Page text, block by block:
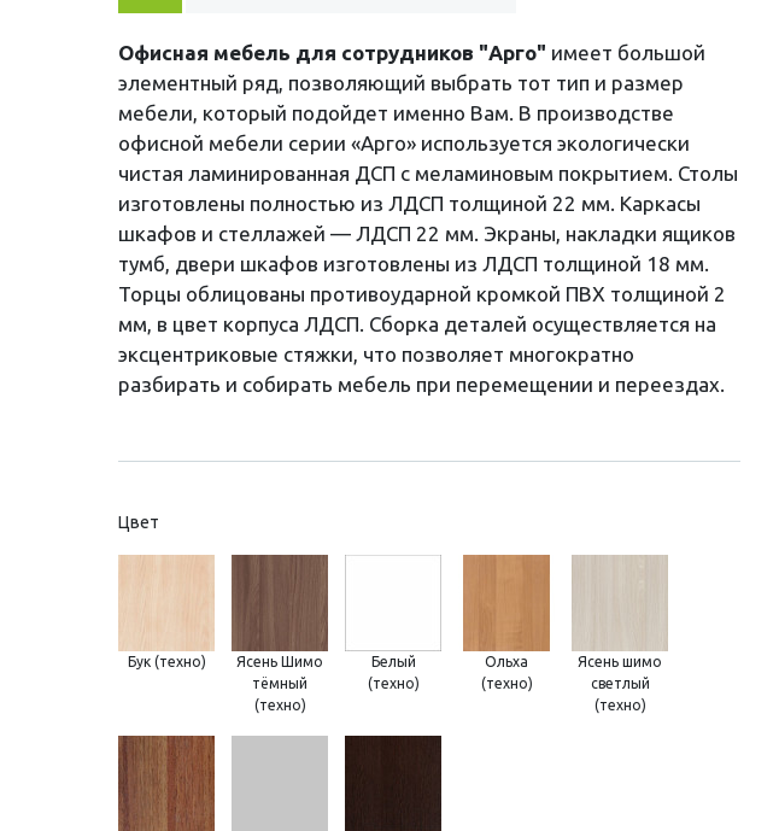
Офисная мебель для сотрудников "Арго" имеет большой
элементный ряд, позволяющий выбрать тот тип и размер
мебели, который подойдет именно Вам. В производстве
офисной мебели серии «Арго» используется экологически
чистая ламинированная ДСП с меламиновым покрытием. Столы
изготовлены полностью из ЛДСП толщиной 22 мм. Каркасы
шкафов и стеллажей — ЛДСП 22 мм. Экраны, накладки ящиков
тумб, двери шкафов изготовлены из ЛДСП толщиной 18 мм.
Торцы облицованы противоударной кромкой ПВХ толщиной 2
мм, в цвет корпуса ЛДСП. Сборка деталей осуществляется на
эксцентриковые стяжки, что позволяет многократно
разбирать и собирать мебель при перемещении и переездах.
Цвет
Бук (техно)
Ясень Шимо
тёмный
(техно)
Белый
(техно)
Ольха
(техно)
Ясень шимо
светлый
(техно)